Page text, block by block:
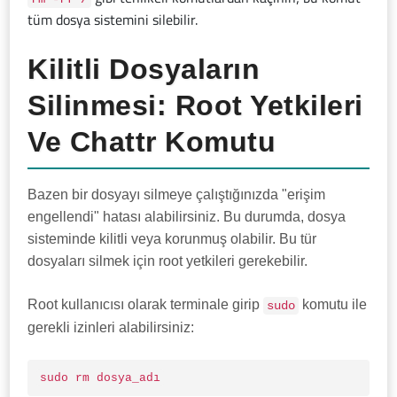
tüm dosya sistemini silebilir.
Kilitli Dosyaların
Silinmesi: Root Yetkileri
Ve Chattr Komutu
Bazen bir dosyayı silmeye çalıştığınızda "erişim
engellendi" hatası alabilirsiniz. Bu durumda, dosya
sisteminde kilitli veya korunmuş olabilir. Bu tür
dosyaları silmek için root yetkileri gerekebilir.
Root kullanıcısı olarak terminale girip sudo
komutu ile
gerekli izinleri alabilirsiniz:
sudo rm dosya_adı